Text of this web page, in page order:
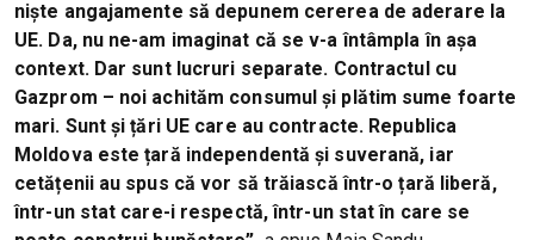
niște angajamente să depunem cererea de aderare la
UE. Da, nu ne-am imaginat că se v-a întâmpla în așa
context. Dar sunt lucruri separate. Contractul cu
Gazprom – noi achităm consumul și plătim sume foarte
mari. Sunt și țări UE care au contracte. Republica
Moldova este țară independentă și suverană, iar
cetățenii au spus că vor să trăiască într-o țară liberă,
într-un stat care-i respectă, într-un stat în care se